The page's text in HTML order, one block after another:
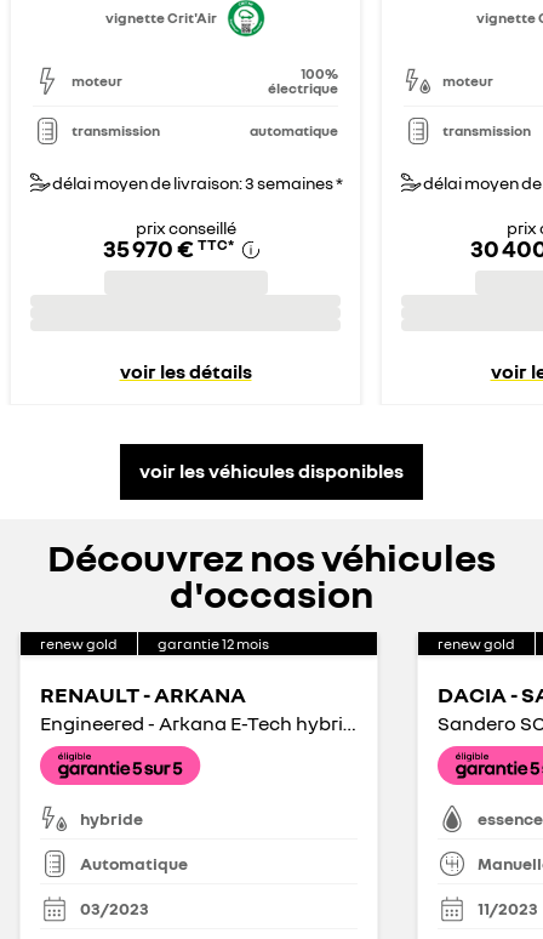
vignette Crit'Air
moteur
100%
électrique
transmission automatique
délai moyen de livraison: 3 semaines *
prix conseillé
35 970 € TTC*
voir les détails
vignette
moteur
transmission
délai moyen
prix
30
voir
voir les véhicules disponibles
Découvrez nos véhicules
d'occasion
renew gold garantie12 mois
RENAULT - ARKANA
Engineered - Arkana E-Tech hybride 145 - 22
hybride
Automatique
03/2023
renew gold
DACIA -
Sandero
essence
11/2023